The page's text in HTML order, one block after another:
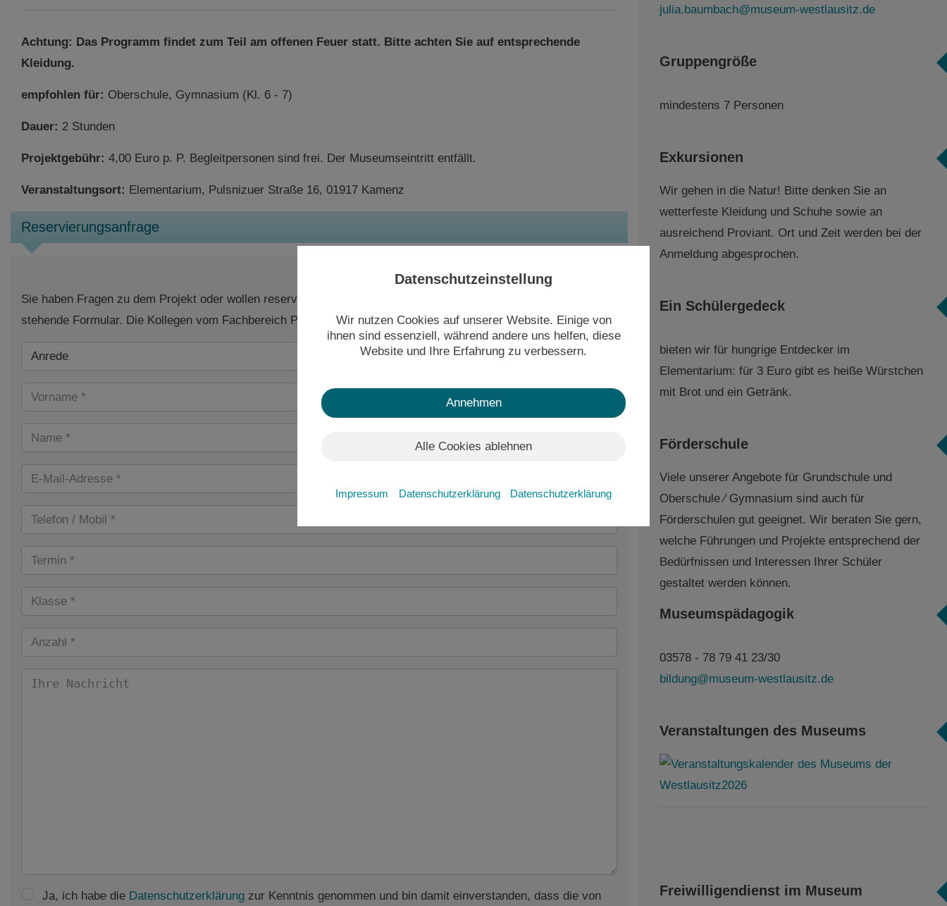
Achtung: Das Programm findet zum Teil am offenen Feuer statt. Bitte achten Sie auf entsprechende
Kleidung.
empfohlen für: Oberschule, Gymnasium (Kl. 6 - 7)
Dauer: 2 Stunden
Projektgebühr: 4,00 Euro p. P. Begleitpersonen sind frei. Der Museumseintritt entfällt.
Veranstaltungsort: Elementarium, Pulsnizuer Straße 16, 01917 Kamenz
Reservierungsanfrage
Sie haben Fragen zu dem Projekt oder wollen reservieren? Dann kontaktieren Sie uns bitte über das unten
stehende Formular. Die Kollegen vom Fachbereich Pädagogik nehmen dann Kontakt mit Ihnen auf.
Ja, ich habe die Datenschutzerklärung zur Kenntnis genommen und bin damit einverstanden, dass die von
julia.baumbach@museum-westlausitz.de
Gruppengröße
mindestens 7 Personen
Exkursionen
Wir gehen in die Natur! Bitte denken Sie an
wetterfeste Kleidung und Schuhe sowie an
ausreichend Proviant. Ort und Zeit werden bei der
Anmeldung abgesprochen.
Ein Schülergedeck
bieten wir für hungrige Entdecker im
Elementarium: für 3 Euro gibt es heiße Würstchen
mit Brot und ein Getränk.
Förderschule
Viele unserer Angebote für Grundschule und
Oberschule ⁄ Gymnasium sind auch für
Förderschulen gut geeignet. Wir beraten Sie gern,
welche Führungen und Projekte entsprechend der
Bedürfnissen und Interessen Ihrer Schüler
gestaltet werden können.
Museumspädagogik
03578 - 78 79 41 23/30
bildung@museum-westlausitz.de
Veranstaltungen des Museums
Freiwilligendienst im Museum
Datenschutzeinstellung
Wir nutzen Cookies auf unserer Website. Einige von
ihnen sind essenziell, während andere uns helfen, diese
Website und Ihre Erfahrung zu verbessern.
Annehmen
Alle Cookies ablehnen
Impressum Datenschutzerklärung Datenschutzerklärung